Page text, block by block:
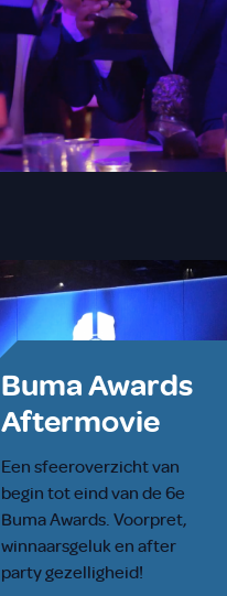
Buma Awards
Aftermovie
Een sfeeroverzicht van
begin tot eind van de 6e
Buma Awards. Voorpret,
winnaarsgeluk en after
party gezelligheid!